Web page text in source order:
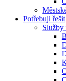
Potřebuji řešit
Služby